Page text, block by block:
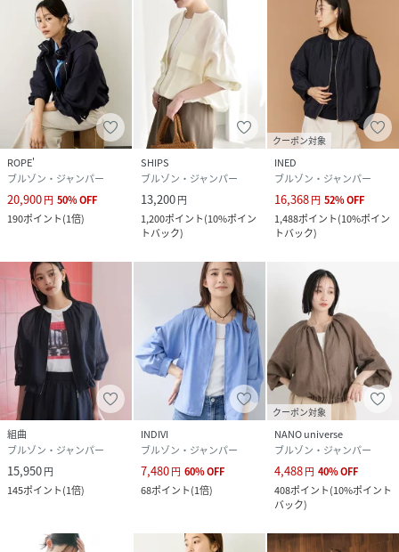
素材
ベージュ（27）：麻 100%｜カーキ（36）：麻
100%｜カーキ系（38）：麻 100%｜ブルー
（44）：麻 100%
サイズ
クリーニング
ベージュ（27）：
カーキ（36）：
カーキ系（38）：
ブルー（44）：
品番
RV4373_GGL26080
GGL26080-44-099 RV4373
ROPE'
ブルゾン・ジャンパー
20,900円 50%OFF
190ポイント(1倍)
SHIPS
ブルゾン・ジャンパー
13,200円
1,200ポイント(10%ポイン
トバック)
クーポン対象
INED
ブルゾン・ジャンパー
16,368円 52%OFF
1,488ポイント(10%ポイン
トバック)
組曲
ブルゾン・ジャンパー
15,950円
145ポイント(1倍)
INDIVI
ブルゾン・ジャンパー
7,480円 60%OFF
68ポイント(1倍)
クーポン対象
NANO universe
ブルゾン・ジャンパー
4,488円 40%OFF
408ポイント(10%ポイント
バック)